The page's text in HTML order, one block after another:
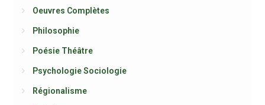
Oeuvres Complètes
Philosophie
Poésie Théâtre
Psychologie Sociologie
Régionalisme